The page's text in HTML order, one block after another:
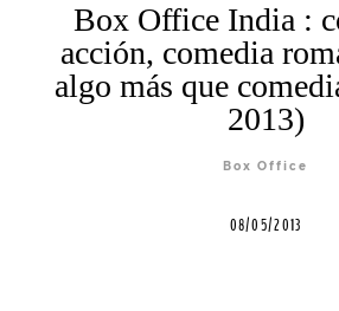
Box Office India :
acción, comedia
algo más que
2013)
Box Office
08/05/2013
Servicios